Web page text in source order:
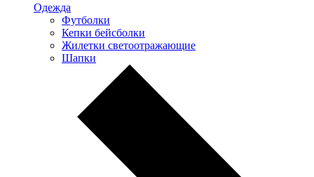
Одежда
Футболки
Кепки бейсболки
Жилетки светоотражающие
Шапки